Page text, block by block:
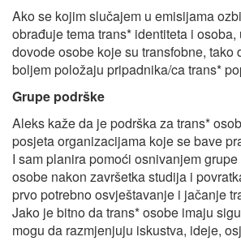
Ako se kojim slučajem u emisijama
obrađuje tema trans* identiteta i
dovode osobe koje su transfobne, tako
boljem položaju pripadnika/ca trans*
Grupe podrške
Aleks kaže da je podrška za trans*
posjeta organizacijama koje se bave
I sam planira pomoći osnivanjem
osobe nakon završetka studija i
prvo potrebno osvještavanje i jačanje
Jako je bitno da trans* osobe imaju
mogu da razmjenjuju iskustva, ideje,